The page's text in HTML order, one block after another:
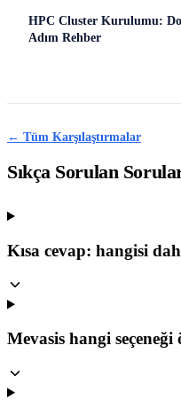
HPC Cluster Kurulumu:
Adım Rehber
← Tüm Karşılaştırmalar
Sıkça Sorulan
Kısa cevap: hangisi
Mevasis hangi seçeneği